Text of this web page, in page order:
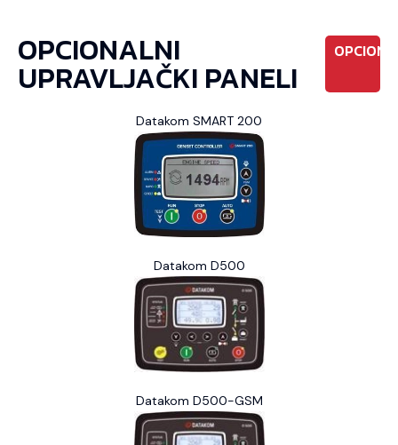
OPCIONALNI
UPRAVLJAČKI PANELI
OPCIONO
Datakom SMART 200
Datakom D500
Datakom D500-GSM